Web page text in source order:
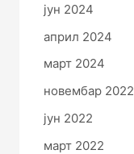
јун 2024
април 2024
март 2024
новембар 2022
јун 2022
март 2022